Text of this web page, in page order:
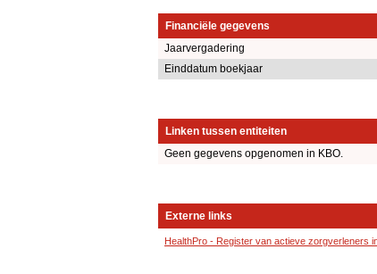
Financiële gegevens
Jaarvergadering
Einddatum boekjaar
Linken tussen entiteiten
Geen gegevens opgenomen in KBO.
Externe links
HealthPro - Register van actieve zorgverleners